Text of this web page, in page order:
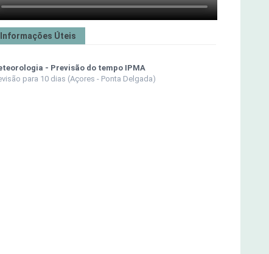
Informações Úteis
- Previsão do tempo IPMA
para 10 dias (Açores - Ponta Delgada)